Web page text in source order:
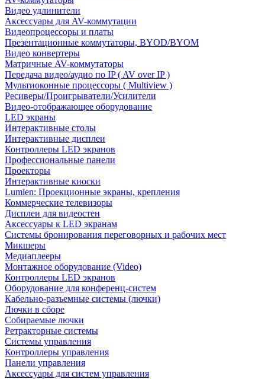
Видео удлинители
Аксессуары для AV-коммутации
Видеопроцессоры и платы
Презентационные коммутаторы, BYOD/BYOM
Видео конвертеры
Матричные AV-коммутаторы
Передача видео/аудио по IP ( AV over IP )
Мультиоконные процессоры ( Multiview )
Ресиверы/Проигрыватели/Усилители
Видео-отображающее оборудование
LED экраны
Интерактивные столы
Интерактивные дисплеи
Контроллеры LED экранов
Профессиональные панели
Проекторы
Интерактивные киоски
Lumien: Проекционные экраны, крепления
Коммерческие телевизоры
Дисплеи для видеостен
Аксессуары к LED экранам
Системы бронирования переговорных и рабочих мест
Микшеры
Медиаплееры
Монтажное оборудование (Video)
Контроллеры LED экранов
Оборудование для конференц-систем
Кабельно-разъемные системы (лючки)
Лючки в сборе
Собираемые лючки
Ретракторные системы
Системы управления
Контроллеры управления
Панели управления
Аксессуары для систем управления